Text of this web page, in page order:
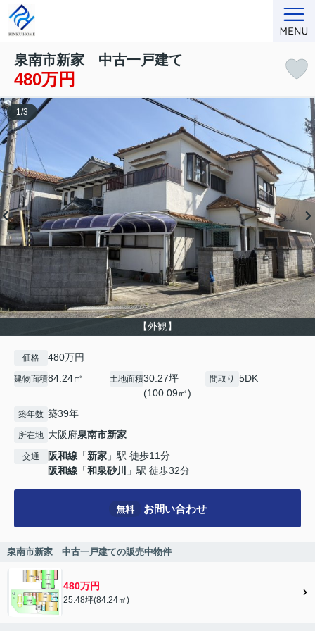
泉南市新家 中古一戸建て
480万円
【外観】
1 /3
価格 480万円
建物面積84.24㎡ 土地面積30.27坪
(100.09㎡)
間取り 5DK
築年数 築39年
所在地 大阪府泉南市新家
交通 阪和線 「新家 」駅 徒歩11分
阪和線 「和泉砂川 」駅 徒歩32分
無料 お問い合わせ
泉南市新家 中古一戸建ての販売中物件
480万円
25.48坪(84.24㎡)